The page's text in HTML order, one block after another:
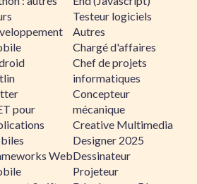
pour
Web
Testeur logiciels
Autres
Chargé d'affaires
Chef de projets
informatiques
Concepteur
mécanique
Creative Multimedia
Designer 2025
Dessinateur
Projeteur